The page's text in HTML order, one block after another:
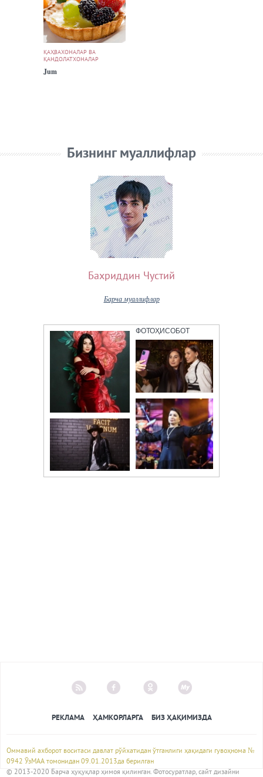
ҚАҲВАХОНАЛАР ВА
ҚАНДОЛАТХОНАЛАР
Jum
Бизнинг муаллифлар
Бахриддин Чустий
Барча муаллифлар
ФОТОҲИСОБОТ
РЕКЛАМА ҲАМКОРЛАРГА БИЗ ҲАҚИМИЗДА
Оммавий ахборот воситаси давлат рўйхатидан ўтганлиги ҳақидаги гувоҳнома №
0942 ЎзМАА томонидан 09.01.2013да берилган
© 2013-2020 Барча ҳуқуқлар ҳимоя қилинган. Фотосуратлар, сайт дизайни